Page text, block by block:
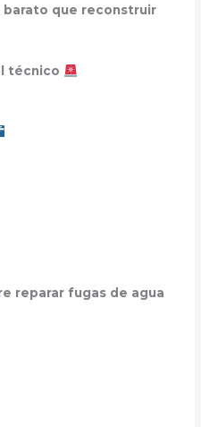
barato que reconstruir
técnico
reparar fugas de agua